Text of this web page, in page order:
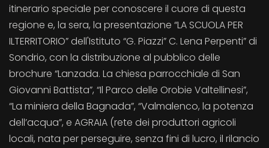
itinerario speciale per conoscere il cuore di questa
regione e, la sera, la presentazione “LA SCUOLA PER
ILTERRITORIO” dell'Istituto “G. Piazzi” C. Lena Perpenti” di
Sondrio, con la distribuzione al pubblico delle
brochure “Lanzada. La chiesa parrocchiale di San
Giovanni Battista”, “Il Parco delle Orobie Valtellinesi”,
“La miniera della Bagnada”, “Valmalenco, la potenza
dell’acqua”, e AGRAIA (rete dei produttori agricoli
locali, nata per perseguire, senza fini di lucro, il rilancio